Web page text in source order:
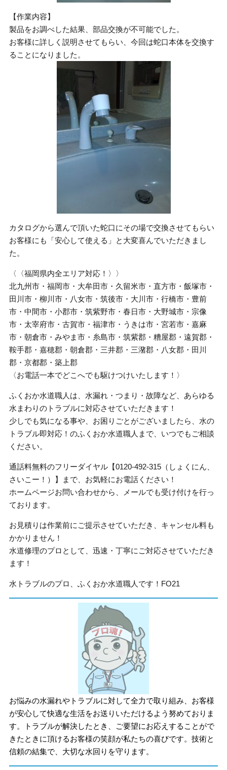
【作業内容】
製品をお調べした結果、部品交換が不可能でした。
お客様に詳しく説明させてもらい、今回は蛇口本体を交換す
ることになりました。
カタログから選んで頂いた蛇口にその場で交換させてもらい
お客様にも「安心して使える」と大変喜んでいただきまし
た。
〈〈福岡県内全エリア対応！〉〉
北九州市・福岡市・大牟田市・久留米市・直方市・飯塚市・
田川市・柳川市・八女市・筑後市・大川市・行橋市・豊前
市・中間市・小郡市・筑紫野市・春日市・大野城市・宗像
市・太宰府市・古賀市・福津市・うきは市・宮若市・嘉麻
市・朝倉市・みやま市・糸島市・筑紫郡・糟屋郡・遠賀郡・
鞍手郡・嘉穂郡・朝倉郡・三井郡・三潴郡・八女郡・田川
郡・京都郡・築上郡
〈お電話一本でどこへでも駆けつけいたします！〉
ふくおか水道職人は、水漏れ・つまり・故障など、あらゆる
水まわりのトラブルに対応させていただきます！
少しでも気になる事や、お困りごとがございましたら、水の
トラブル即対応！のふくおか水道職人まで、いつでもご相談
ください。
通話料無料のフリーダイヤル【0120-492-315（しょくにん、
さいこー！）】まで、お気軽にお電話ください！
ホームページお問い合わせから、メールでも受け付けを行っ
ております。
お見積りは作業前にご提示させていただき、キャンセル料も
かかりません！
水道修理のプロとして、迅速・丁寧にご対応させていただき
ます！
水トラブルのプロ、ふくおか水道職人です！FO21
お悩みの水漏れやトラブルに対して全力で取り組み、お客様
が安心して快適な生活をお送りいただけるよう努めておりま
す。トラブルが解決したとき、ご要望にお応えすることがで
きたときに頂けるお客様の笑顔が私たちの喜びです。技術と
信頼の結集で、大切な水回りを守ります。